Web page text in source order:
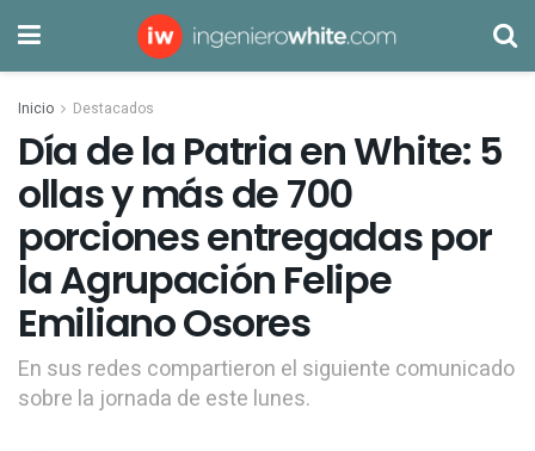
Inicio Destacados
Día de la Patria en White: 5
ollas y más de 700
porciones entregadas por
la Agrupación Felipe
Emiliano Osores
En sus redes compartieron el siguiente comunicado
sobre la jornada de este lunes.